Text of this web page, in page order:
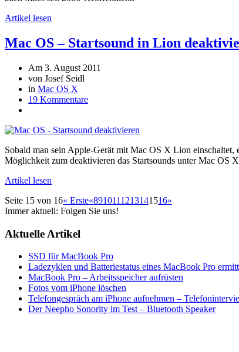
Artikel lesen
Mac OS – Startsound in Lion
Am 3. August 2011
von Josef Seidl
in Mac OS X
19 Kommentare
Sobald man sein Apple-Gerät mit Mac OS X Lion
Möglichkeit zum deaktivieren das Startsounds unter Mac OS
Artikel lesen
Seite 15 von 16« Erste«8910111213141516»
Immer aktuell: Folgen Sie uns!
Aktuelle Artikel
SSD für MacBook Pro
Ladezyklen und Batteriestatus eines MacBook Pro
MacBook Pro – Arbeitsspeicher aufrüsten
Fotos vom iPhone löschen
Telefongespräch am iPhone aufnehmen –
Der Neepho Sonority im Test – Bluetooth Speaker